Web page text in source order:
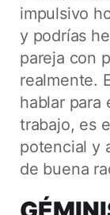
impulsivo
y podrías
pareja con
realmente.
hablar para
trabajo, es
potencial y
de buena